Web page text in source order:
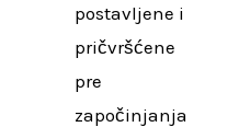
postavljene i
pričvršćene
pre
započinjanja